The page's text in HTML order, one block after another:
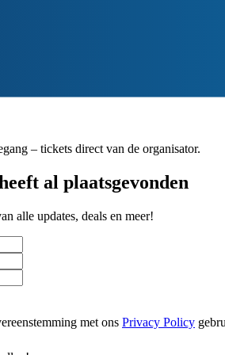
– tickets direct van de organisator.
al plaatsgevonden
alle updates, deals en meer!
met ons Privacy Policy